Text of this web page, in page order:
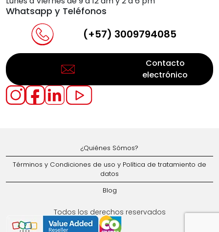
Whatsapp y Teléfonos
(+57) 3009794085
Contacto
electrónico
¿Quiénes Sómos?
Términos y Condiciones de uso y Política de tratamiento de
datos
Blog
Todos los derechos reservados